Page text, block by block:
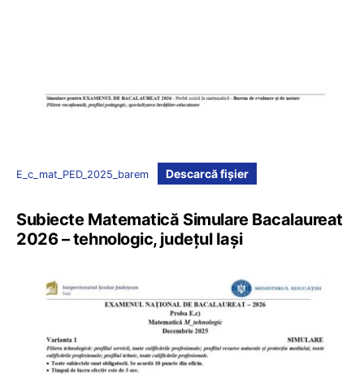
E_c_mat_PED_2025_barem Descarcă fișier
Subiecte Matematică Simulare Bacalaureat
2026 – tehnologic, județul Iași